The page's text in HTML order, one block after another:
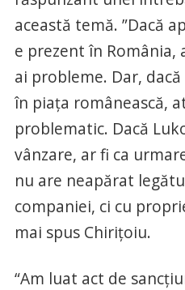
această temă. ”Dacă
e prezent în
ai probleme. Dar,
în piaţa românească,
problematic. Dacă
vânzare, ar fi ca
nu are neapărat
companiei, ci cu
mai spus Chiriţoiu.
“Am luat act de